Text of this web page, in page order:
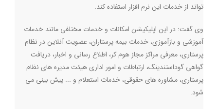
تواند از خدمات این نرم افزار استفاده کند.
وی گفت: در این اپلیکیشن امکانات و خدمات مختلفی مانند خدمات
آموزشی و بازآموزی، خدمات بیمه پرستاران، عضویت آنلاین در نظام
پرستاری، معرفی مراکز مجاز هوم کر، اطلاع رسانی و اخبار، دریافت
گواهی گوداستندینگ، ارتباطات و امور اداری هیئت مدیره های نظام
پرستاری، مشاوره های حقوقی، خدمات استعلام و ... پیش بینی می
شود.